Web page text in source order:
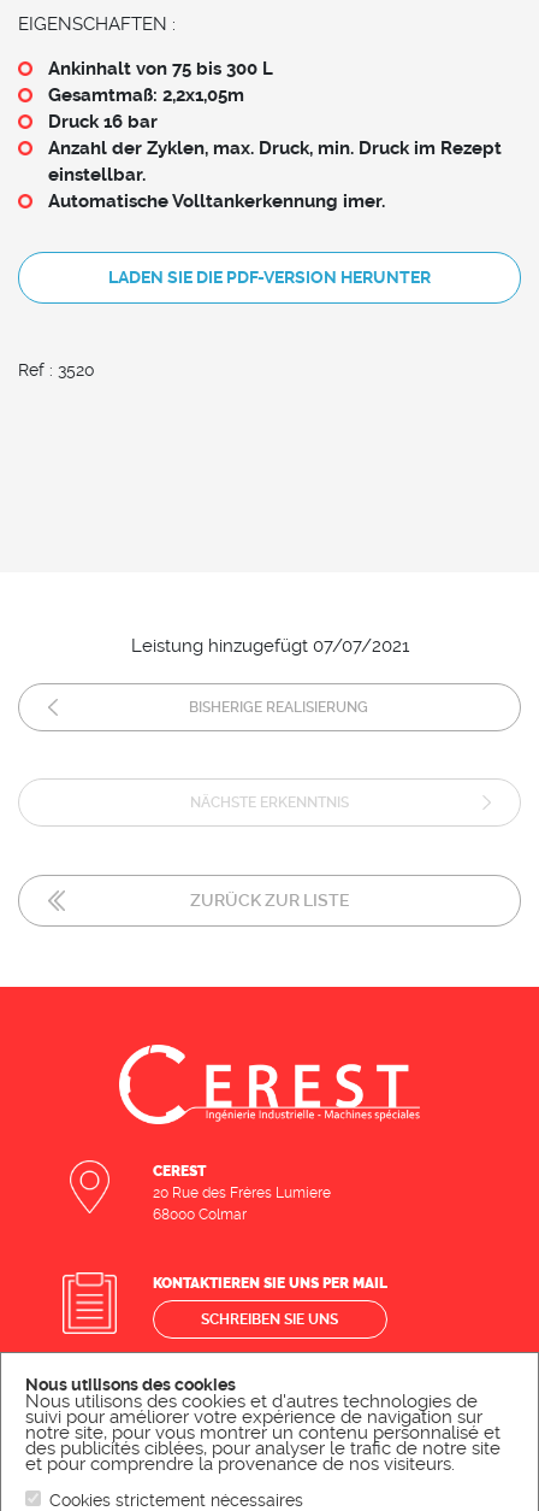
EIGENSCHAFTEN :
Ankinhalt von 75 bis 300 L
Gesamtmaß: 2,2x1,05m
Druck 16 bar
Anzahl der Zyklen, max. Druck, min. Druck im Rezept
einstellbar.
Automatische Volltankerkennung imer.
LADEN SIE DIE PDF-VERSION HERUNTER
Ref : 3520
Leistung hinzugefügt 07/07/2021
BISHERIGE REALISIERUNG
NÄCHSTE ERKENNTNIS
ZURÜCK ZUR LISTE
CEREST
20 Rue des Frères Lumiere
68000 Colmar
KONTAKTIEREN SIE UNS PER MAIL
SCHREIBEN SIE UNS
KONTAKTIEREN SIE UNS TELEFONISCH
RUFEN SIE UNS AN
Nous utilisons des cookies
Nous utilisons des cookies et d'autres technologies de
suivi pour améliorer votre expérience de navigation sur
notre site, pour vous montrer un contenu personnalisé et
des publicités ciblées, pour analyser le trafic de notre site
et pour comprendre la provenance de nos visiteurs.
Cookies strictement nécessaires